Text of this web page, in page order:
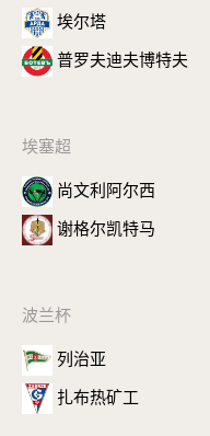
埃尔塔
普罗夫迪夫博特夫
埃塞超
尚文利阿尔西
谢格尔凯特马
波兰杯
列治亚
扎布热矿工